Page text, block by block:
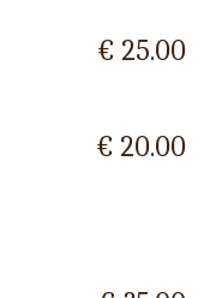
€ 25.00
€ 20.00